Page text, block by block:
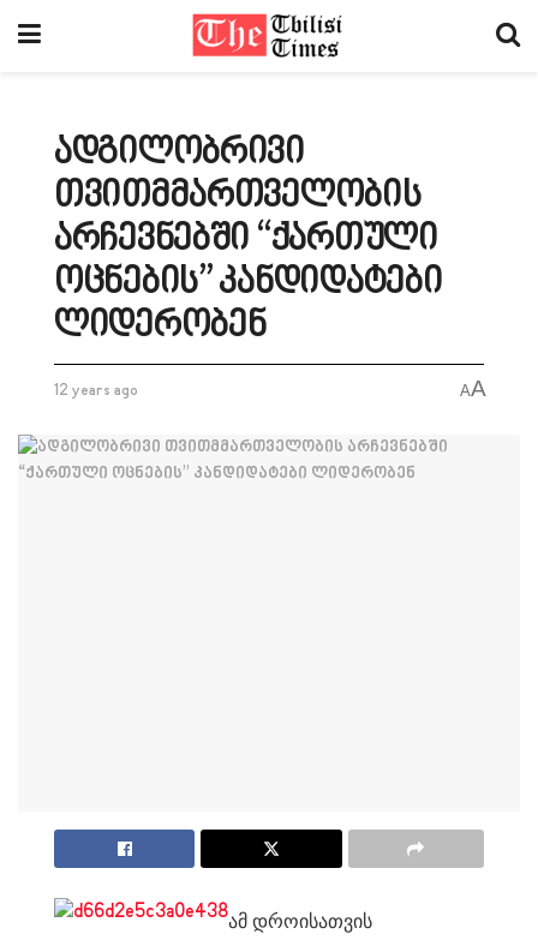
ადგილობრივი
თვითმმართველობის
არჩევნებში “ქართული
ოცნების” კანდიდატები
ლიდერობენ
12 years ago AA
ამ დროისათვის